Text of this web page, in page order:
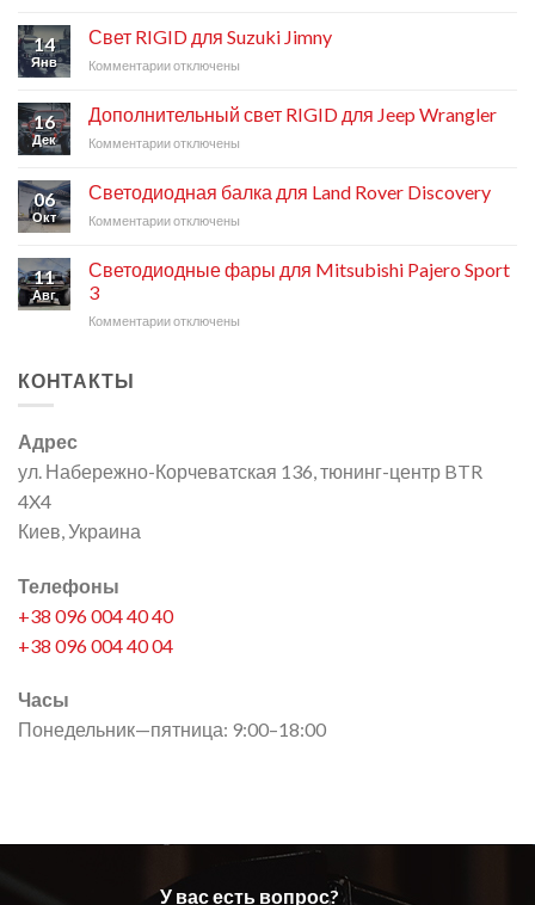
Светодиодные
фары
для
Land
200
14
Янв
Свет RIGID для Suzuki Jimny
Комментариик
RIGID
для
Jimny
отключены
16
Дек
Дополнительный свет RIGID для Jeep Wrangler
Комментариик
Дополнительный
свет
RIGID
Jeep
Wrangler
отключены
06
Окт
Светодиодная балка для Land Rover Discovery
Комментариик
Светодиодная
балка
Land
отключены
11
Авг
Светодиодные фары для Mitsubishi Pajero Sport
3
Комментариик
3
отключены
КОНТАКТЫ
Адрес
ул. Набережно-Корчеватская 136, тюнинг-центр BTR
4X4
Киев, Украина
Телефоны
+38 096 004 40 40
+38 096 004 40 04
Часы
Понедельник—пятница: 9:00–18:00
У вас есть вопрос?